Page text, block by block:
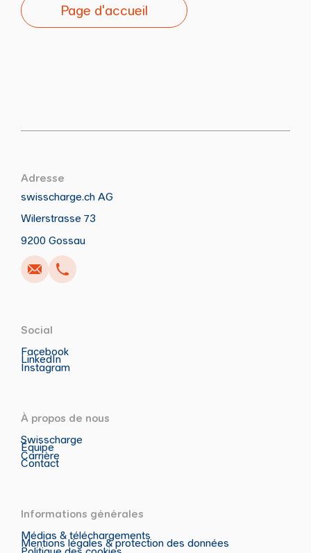
Page d'accueil
Adresse
swisscharge.ch AG
Wilerstrasse 73
9200 Gossau
Écrire Copier
Appeler Copier
Social
Facebook
LinkedIn
Instagram
À propos de nous
Swisscharge
Équipe
Carrière
Contact
Informations générales
Médias & téléchargements
Mentions légales & protection des données